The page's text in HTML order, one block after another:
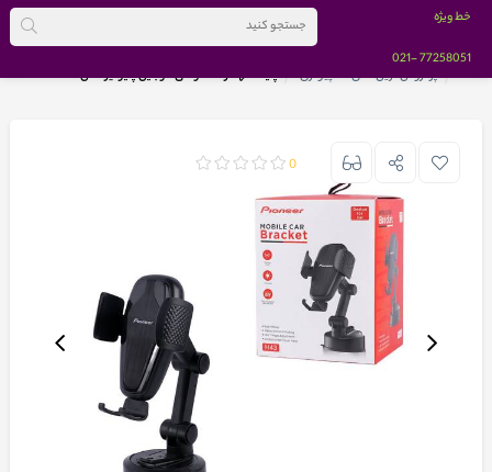
خط ویژه
77258051
-021
خانه
پرفروش ترین های کامپیوتری پایه نگهدارنده گوشی موبایل پایونیر مدل H43
0